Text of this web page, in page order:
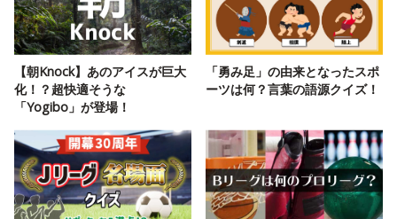
【朝Knock】あのアイスが巨大
化！？超快適そうな
「Yogibo」が登場！
「勇み足」の由来となったスポ
ーツは何？言葉の語源クイズ！